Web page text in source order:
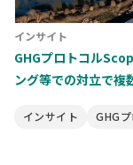
インサイト
GHGプロトコル
ング等での対立で複
インサイト GHG